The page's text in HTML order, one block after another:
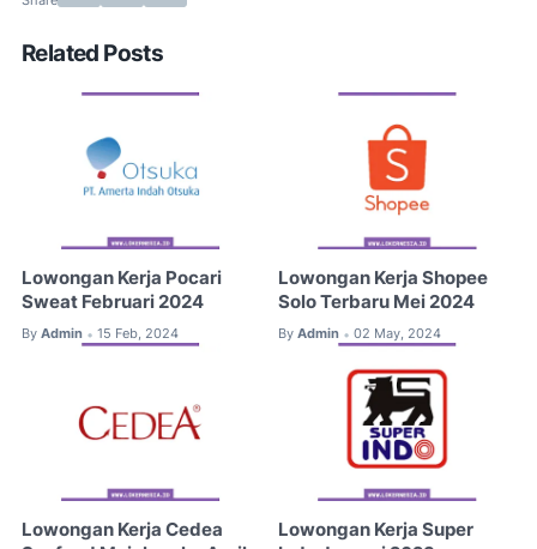
Related Posts
Lowongan Kerja Pocari
Sweat Februari 2024
By Admin • 15 Feb, 2024
Lowongan Kerja Shopee
Solo Terbaru Mei 2024
By Admin • 02 May, 2024
Lowongan Kerja Cedea
Lowongan Kerja Super